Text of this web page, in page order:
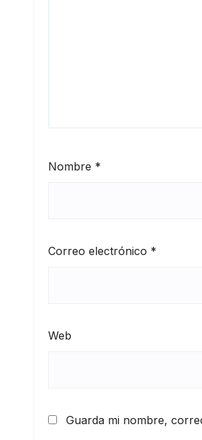
Nombre *
Correo electrónico *
Web
Guarda mi nombre,